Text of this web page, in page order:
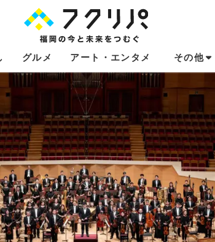
グルメ アート・エンタメ その他
これからの
福岡あるあ
連載
不動産コラ